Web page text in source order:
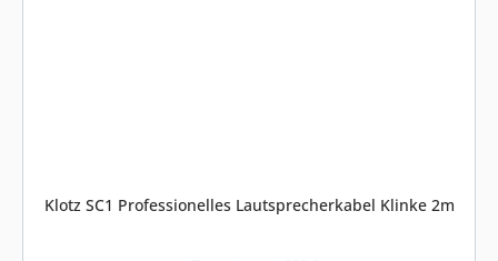
Klotz SC1 Professionelles Lautsprecherkabel Klinke 2m